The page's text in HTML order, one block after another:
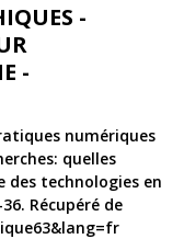
-
-
numériques
quelles
des technologies en
Récupéré de